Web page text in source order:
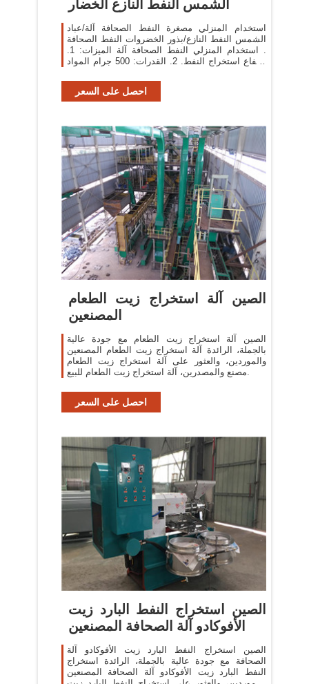
الشمس النفط النازع الخضار
استخدام المنزلي مصغرة النفط الصحافة آلة/عباد
الشمس النفط النازع/بذور الخضروات النفط الصحافة
. استخدام المنزلي النفط الصحافة آلة الميزات: 1.
ارتفاع استخراج النفط. 2. القدرات: 500 جرام المواد
احصل على السعر
الصين آلة استخراج زيت الطعام
المصنعين
الصين آلة استخراج زيت الطعام مع جودة عالية
بالجملة، الرائدة آلة استخراج زيت الطعام المصنعين
والموردين، والعثور على آلة استخراج زيت الطعام
مصنع والمصدرين، آلة استخراج زيت الطعام للبيع.
احصل على السعر
الصين استخراج النفط البارد زيت
الأفوكادو آلة الصحافة المصنعين
الصين استخراج النفط البارد زيت الأفوكادو آلة
الصحافة مع جودة عالية بالجملة، الرائدة استخراج
النفط البارد زيت الأفوكادو آلة الصحافة المصنعين